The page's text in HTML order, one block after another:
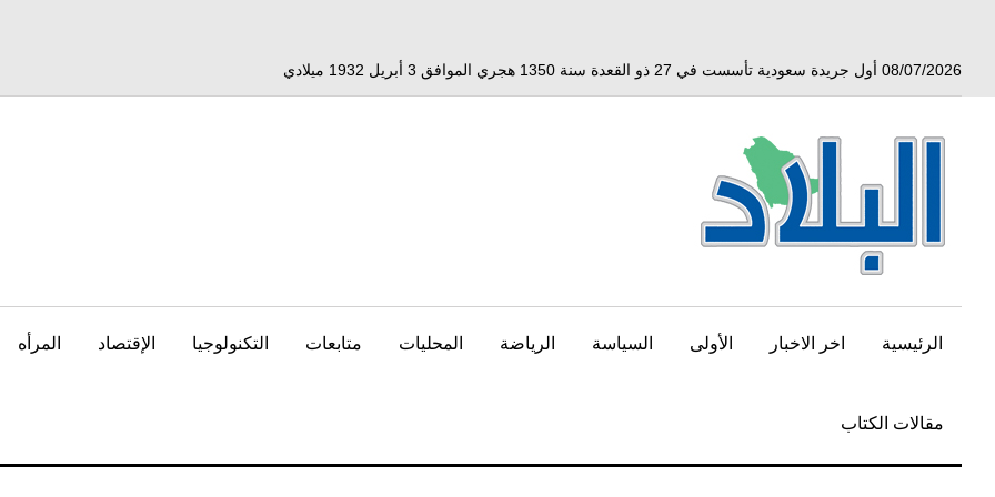
08/07/2026 أول جريدة سعودية تأسست في 27 ذو القعدة سنة 1350 هجري الموافق 3 أبريل 1932 ميلادي
الرئيسية اخر الاخبار الأولى السياسة الرياضة المحليات متابعات التكنولوجيا الإقتصاد المرأه
مقالات الكتاب